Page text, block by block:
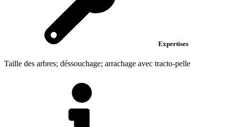
Expertises
Taille des arbres; déssouchage; arrachage avec tracto-pelle